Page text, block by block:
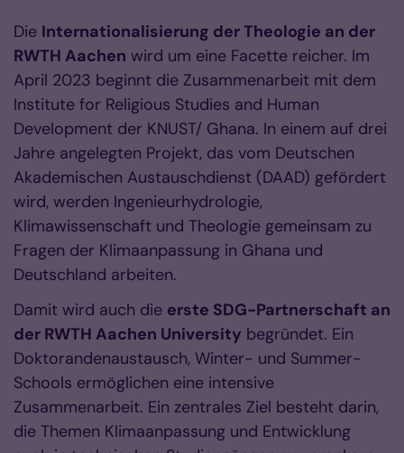
Die Internationalisierung der Theologie an der
RWTH Aachen wird um eine Facette reicher. Im
April 2023 beginnt die Zusammenarbeit mit dem
Institute for Religious Studies and Human
Development der KNUST/ Ghana. In einem auf drei
Jahre angelegten Projekt, das vom Deutschen
Akademischen Austauschdienst (DAAD) gefördert
wird, werden Ingenieurhydrologie,
Klimawissenschaft und Theologie gemeinsam zu
Fragen der Klimaanpassung in Ghana und
Deutschland arbeiten.
Damit wird auch die erste SDG-Partnerschaft an
der RWTH Aachen University begründet. Ein
Doktorandenaustausch, Winter- und Summer-
Schools ermöglichen eine intensive
Zusammenarbeit. Ein zentrales Ziel besteht darin,
die Themen Klimaanpassung und Entwicklung